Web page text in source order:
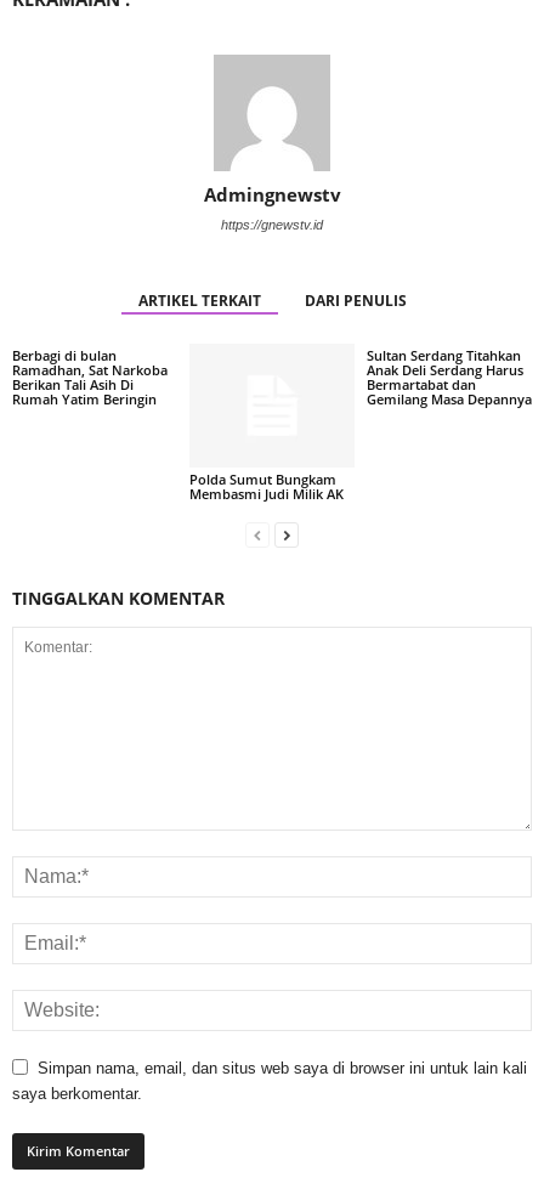
Admingnewstv
https://gnewstv.id
ARTIKEL TERKAIT DARI PENULIS
Berbagi di bulan
Ramadhan, Sat Narkoba
Berikan Tali Asih Di
Rumah Yatim Beringin
Polda Sumut Bungkam
Membasmi Judi Milik AK
Sultan Serdang Titahkan
Anak Deli Serdang Harus
Bermartabat dan
Gemilang Masa Depannya
TINGGALKAN KOMENTAR
Simpan nama, email, dan situs web saya di browser ini untuk lain kali
saya berkomentar.